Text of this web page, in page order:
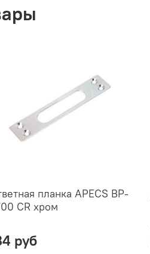
планка APECS BP-
CR хром
руб